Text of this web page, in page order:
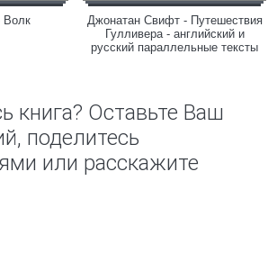
Волк
Джонатан Свифт - Путешествия
Гулливера - английский и
русский параллельные тексты
книга? Оставьте Ваш
поделитесь
или расскажите